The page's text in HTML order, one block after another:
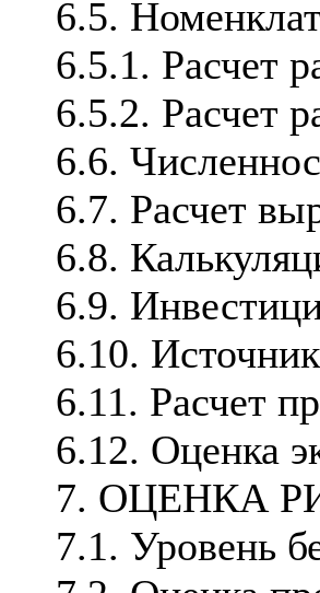
6.5.
6.5.1. Расчет
6.5.2. Расчет
6.6.
6.7. Расчет
6.8.
6.9.
6.10.
6.11. Расчет
6.12. Оценка
7. ОЦЕНКА
7.1. Уровень